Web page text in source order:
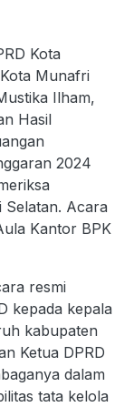
Kota
Munafri
Ilham,
Hasil
2024
Selatan. Acara
Kantor BPK
resmi
kepada kepala
kabupaten
Ketua DPRD
dalam
tata kelola